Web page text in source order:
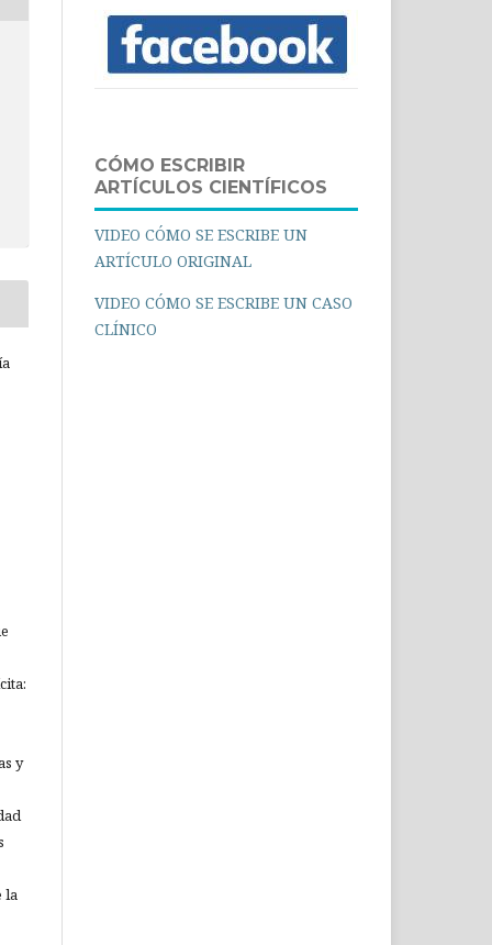
y
la
CÓMO ESCRIBIR
ARTÍCULOS CIENTÍFICOS
VIDEO CÓMO SE ESCRIBE UN
ARTÍCULO ORIGINAL
VIDEO CÓMO SE ESCRIBE UN CASO
CLÍNICO